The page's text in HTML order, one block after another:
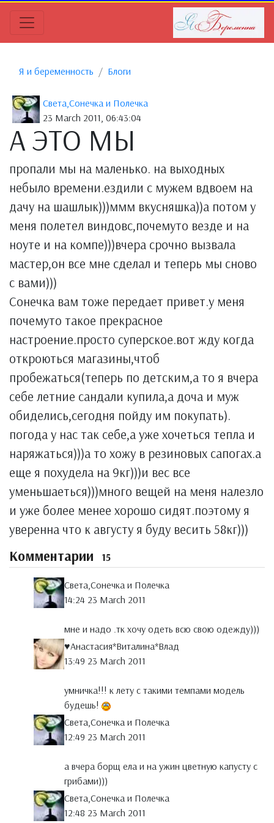
Я и беременность Блоги
Света,Сонечка и Полечка
23 March 2011, 06:43:04
А ЭТО МЫ
пропали мы на маленько. на выходных
небыло времени.ездили с мужем вдвоем на
дачу на шашлык)))ммм вкусняшка))а потом у
меня полетел виндовс,почемуто везде и на
ноуте и на компе)))вчера срочно вызвала
мастер,он все мне сделал и теперь мы сново
с вами)))
Сонечка вам тоже передает привет.у меня
почемуто такое прекрасное
настроение.просто суперское.вот жду когда
откроються магазины,чтоб
пробежаться(теперь по детским,а то я вчера
себе летние сандали купила,а доча и муж
обиделись,сегодня пойду им покупать).
погода у нас так себе,а уже хочеться тепла и
наряжаться)))а то хожу в резиновых сапогах.а
еще я похудела на 9кг)))и вес все
уменьшаеться)))много вещей на меня налезло
и уже более менее хорошо сидят.поэтому я
уверенна что к августу я буду весить 58кг)))
Комментарии 15
Света,Сонечка и Полечка
14:24 23 March 2011
мне и надо .тк хочу одеть всю свою одежду)))
♥Анастасия*Виталина*Влад
13:49 23 March 2011
умничка!!! к лету с такими темпами модель
будешь!
Света,Сонечка и Полечка
12:49 23 March 2011
а вчера борщ ела и на ужин цветную капусту с
грибами)))
Света,Сонечка и Полечка
12:48 23 March 2011